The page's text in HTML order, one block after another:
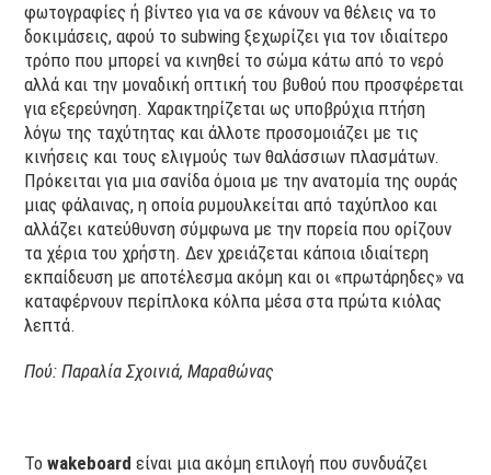
φωτογραφίες ή βίντεο για να σε κάνουν να θέλεις να το
δοκιμάσεις, αφού το subwing ξεχωρίζει για τον ιδιαίτερο
τρόπο που μπορεί να κινηθεί το σώμα κάτω από το νερό
αλλά και την μοναδική οπτική του βυθού που προσφέρεται
για εξερεύνηση. Χαρακτηρίζεται ως υποβρύχια πτήση
λόγω της ταχύτητας και άλλοτε προσομοιάζει με τις
κινήσεις και τους ελιγμούς των θαλάσσιων πλασμάτων.
Πρόκειται για μια σανίδα όμοια με την ανατομία της ουράς
μιας φάλαινας, η οποία ρυμουλκείται από ταχύπλοο και
αλλάζει κατεύθυνση σύμφωνα με την πορεία που ορίζουν
τα χέρια του χρήστη. Δεν χρειάζεται κάποια ιδιαίτερη
εκπαίδευση με αποτέλεσμα ακόμη και οι «πρωτάρηδες» να
καταφέρνουν περίπλοκα κόλπα μέσα στα πρώτα κιόλας
λεπτά.
Πού: Παραλία Σχοινιά, Μαραθώνας
Τοwakeboard είναι μια ακόμη επιλογή που συνδυάζει